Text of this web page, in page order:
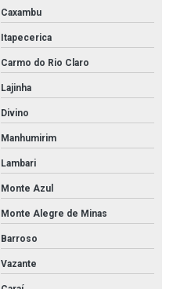
Caxambu
Itapecerica
Carmo do Rio Claro
Lajinha
Divino
Manhumirim
Lambari
Monte Azul
Monte Alegre de Minas
Barroso
Vazante